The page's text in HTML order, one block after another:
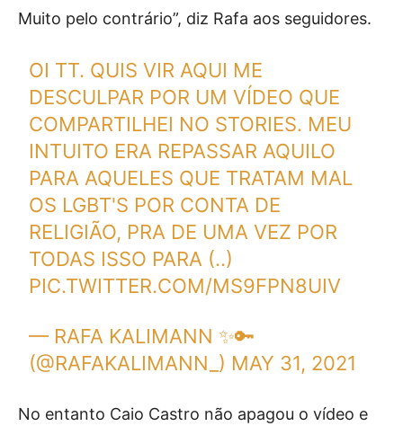
Muito pelo contrário”, diz Rafa aos seguidores.
OI TT. QUIS VIR AQUI ME
DESCULPAR POR UM VÍDEO QUE
COMPARTILHEI NO STORIES. MEU
INTUITO ERA REPASSAR AQUILO
PARA AQUELES QUE TRATAM MAL
OS LGBT'S POR CONTA DE
RELIGIÃO, PRA DE UMA VEZ POR
TODAS ISSO PARA (..)
PIC.TWITTER.COM/MS9FPN8UIV
— RAFA KALIMANN ✨🔑
(@RAFAKALIMANN_) MAY 31, 2021
No entanto Caio Castro não apagou o vídeo e